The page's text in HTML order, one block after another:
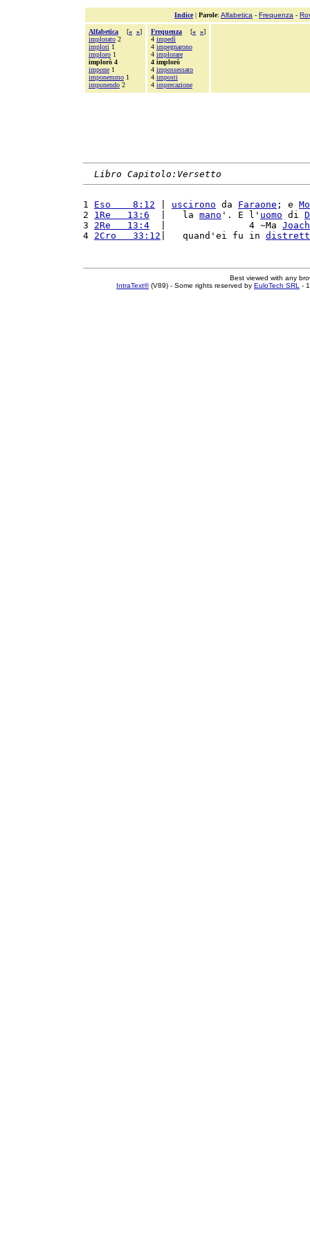
Indice| Parole: Alfabetica - Frequenza -
Alfabetica [« »]
implorato 2
implori 1
imploro 1
implorò 4
impone 1
imponemmo 1
imponendo 2
Frequenza [« »]
4 impedì
4 impegnarono
4 implorare
4 implorò
4 impossessato
4 imposti
4 imprecazione
Libro Capitolo:Versetto
1 Eso    8:12 uscirono da Faraone ; e
2 1Re   13:6
  |   la
mano '. E l' uomo di
3 2Re   13:4
  |               4 ~Ma
4 2Cro   33:12 |   quand'ei fu in
Best viewed with any
IntraText®(V89) - Some rights reserved by EuloTech SRL -